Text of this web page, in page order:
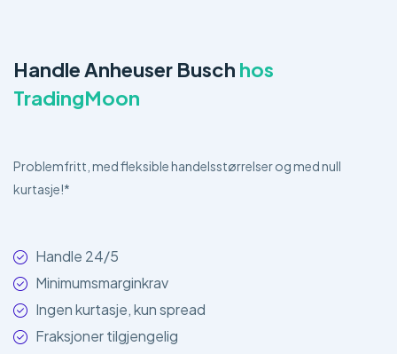
Handle Anheuser Busch hos
TradingMoon
Problemfritt, med fleksible handelsstørrelser og med null
kurtasje!*
Handle 24/5
Minimumsmarginkrav
Ingen kurtasje, kun spread
Fraksjoner tilgjengelig